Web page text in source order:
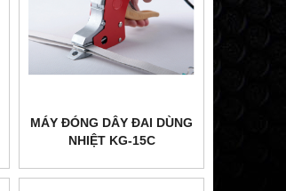
MÁY ĐÓNG DÂY ĐAI DÙNG
NHIỆT KG-15C